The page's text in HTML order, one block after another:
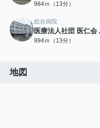
984ｍ（13分）
総合病院
医療法人社団 医仁会
994ｍ（13分）
地図